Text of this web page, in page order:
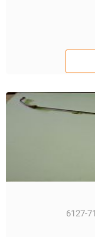
6127-